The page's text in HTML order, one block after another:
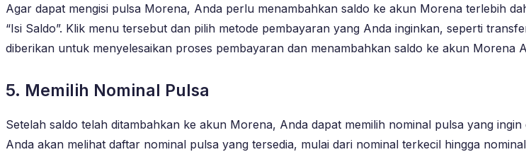
Agar dapat mengisi pulsa Morena, Anda perlu menambahkan saldo ke akun Morena terlebih
“Isi Saldo”. Klik menu tersebut dan pilih metode pembayaran yang Anda inginkan, seperti
diberikan untuk menyelesaikan proses pembayaran dan menambahkan saldo ke akun Morena
5. Memilih Nominal Pulsa
Setelah saldo telah ditambahkan ke akun Morena, Anda dapat memilih nominal pulsa yang
Anda akan melihat daftar nominal pulsa yang tersedia, mulai dari nominal terkecil hingga